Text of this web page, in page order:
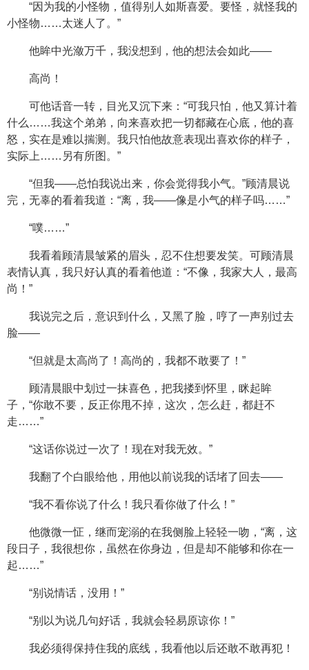
“因为我的小怪物，值得别人如斯喜爱。要怪，就怪我的
小怪物……太迷人了。”
他眸中光潋万千，我没想到，他的想法会如此——
高尚！
可他话音一转，目光又沉下来：“可我只怕，他又算计着
什么……我这个弟弟，向来喜欢把一切都藏在心底，他的喜
怒，实在是难以揣测。我只怕他故意表现出喜欢你的样子，
实际上……另有所图。”
“但我——总怕我说出来，你会觉得我小气。”顾清晨说
完，无辜的看着我道：“离，我——像是小气的样子吗……”
“噗……”
我看着顾清晨皱紧的眉头，忍不住想要发笑。可顾清晨
表情认真，我只好认真的看着他道：“不像，我家大人，最高
尚！”
我说完之后，意识到什么，又黑了脸，哼了一声别过去
脸——
“但就是太高尚了！高尚的，我都不敢要了！”
顾清晨眼中划过一抹喜色，把我搂到怀里，眯起眸
子，“你敢不要，反正你甩不掉，这次，怎么赶，都赶不
走……”
“这话你说过一次了！现在对我无效。”
我翻了个白眼给他，用他以前说我的话堵了回去——
“我不看你说了什么！我只看你做了什么！”
他微微一怔，继而宠溺的在我侧脸上轻轻一吻，“离，这
段日子，我很想你，虽然在你身边，但是却不能够和你在一
起……”
“别说情话，没用！”
“别以为说几句好话，我就会轻易原谅你！”
我必须得保持住我的底线，我看他以后还敢不敢再犯！